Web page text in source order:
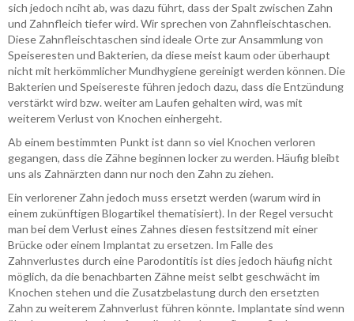
sich jedoch nciht ab, was dazu führt, dass der Spalt zwischen Zahn
und Zahnfleich tiefer wird. Wir sprechen von Zahnfleischtaschen.
Diese Zahnfleischtaschen sind ideale Orte zur Ansammlung von
Speiseresten und Bakterien, da diese meist kaum oder überhaupt
nicht mit herkömmlicher Mundhygiene gereinigt werden können. Die
Bakterien und Speisereste führen jedoch dazu, dass die Entzündung
verstärkt wird bzw. weiter am Laufen gehalten wird, was mit
weiterem Verlust von Knochen einhergeht.
Ab einem bestimmten Punkt ist dann so viel Knochen verloren
gegangen, dass die Zähne beginnen locker zu werden. Häufig bleibt
uns als Zahnärzten dann nur noch den Zahn zu ziehen.
Ein verlorener Zahn jedoch muss ersetzt werden (warum wird in
einem zukünftigen Blogartikel thematisiert). In der Regel versucht
man bei dem Verlust eines Zahnes diesen festsitzend mit einer
Brücke oder einem Implantat zu ersetzen. Im Falle des
Zahnverlustes durch eine Parodontitis ist dies jedoch häufig nicht
möglich, da die benachbarten Zähne meist selbt geschwächt im
Knochen stehen und die Zusatzbelastung durch den ersetzten
Zahn zu weiterem Zahnverlust führen könnte. Implantate sind wenn